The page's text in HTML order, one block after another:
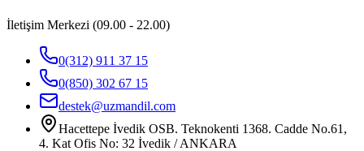
İletişim Merkezi (09.00 - 22.00)
0(312) 911 37 15
0(850) 302 67 15
destek@uzmandil.com
Hacettepe İvedik OSB. Teknokenti 1368. Cadde No.61,
4. Kat Ofis No: 32 İvedik / ANKARA